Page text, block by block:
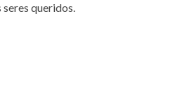
queridos.